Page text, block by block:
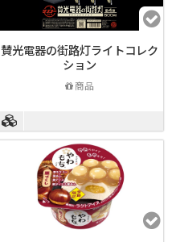
賛光電器の街路灯ライトコレク
ション
商品